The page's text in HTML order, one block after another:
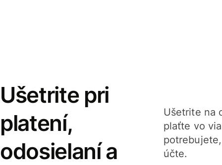
Ušetrite pri
platení,
odosielaní a
Ušetrite na
plaťte vo
účte.